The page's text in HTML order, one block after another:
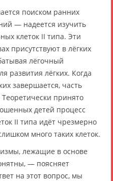
поиском ранних
— надеется изучить
клеток II типа. Эти
присутствуют в лёгких
лёгочный
развития лёгких. Когда
завершается, часть
принято
детей процесс
II типа идёт чрезмерно
много таких клеток.
лежащие в основе
— поясняет
на этот вопрос, мы